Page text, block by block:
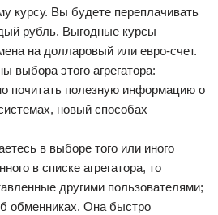
курсу. Вы будете переплачивать
рубль. Выгодные курсы
на долларовый или евро-счет.
выбора этого агрегатора:
почитать полезную информацию о
новый способах
в выборе того или иного
в списке агрегатора, то
другими пользователями;
обменниках. Она быстро